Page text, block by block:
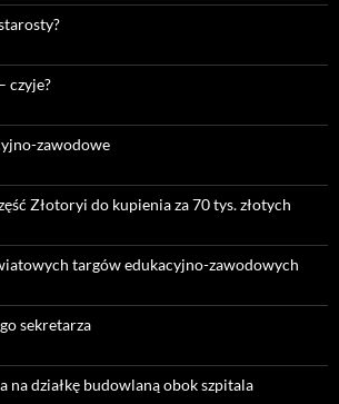
czyje?
zawodowe
Złotoryi do kupienia za 70 tys. złotych
targów edukacyjno-zawodowych
sekretarza
na działkę budowlaną obok szpitala